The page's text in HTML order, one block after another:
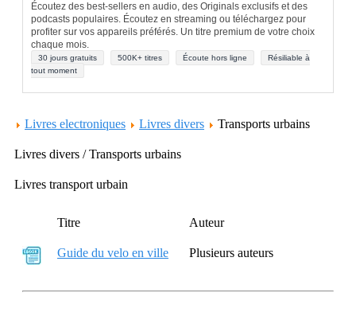
Écoutez des best-sellers en audio, des Originals exclusifs et des
podcasts populaires. Écoutez en streaming ou téléchargez pour
profiter sur vos appareils préférés. Un titre premium de votre choix
chaque mois.
30 jours gratuits 500K+ titres Écoute hors ligne
Résiliable à
tout moment
Livres electroniques Livres divers Transports urbains
Livres divers / Transports urbains
Livres transport urbain
Titre Auteur
Guide du velo en ville Plusieurs auteurs